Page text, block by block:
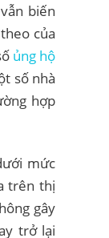
biến
của
ủng hộ
số nhà
hợp
mức
trên thị
gây
trở lại